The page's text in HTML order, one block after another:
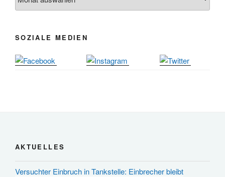
10.12.
SOZIALE MEDIEN
AKTUELLES
Versuchter Einbruch in Tankstelle: Einbrecher bleibt